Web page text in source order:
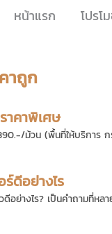
หน้าแรก โปรโ
าถูก
าคาพิเศษ
ม้วน (พื้นที่ให้บริการ
ร์ดีอย่างไร
ดีอย่างไร? เป็นคำถามที่ห